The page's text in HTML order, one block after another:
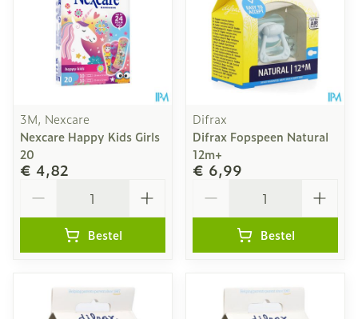
3M, Nexcare
Nexcare Happy Kids Girls
20
€ 4,82
Bestel
Difrax
Difrax Fopspeen Natural
12m+
€ 6,99
Bestel